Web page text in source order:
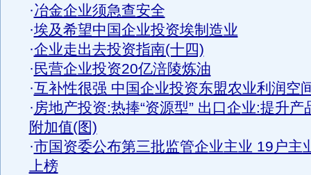
·冶金企业须急查安全
·埃及希望中国企业投资埃制造业
·企业走出去投资指南(十四)
·民营企业投资20亿涪陵炼油
·互补性很强 中国企业投资东盟农业利润空
·房地产投资:热捧“资源型” 出口企业:提升产
附加值(图)
·市国资委公布第三批监管企业主业 19户主
上榜